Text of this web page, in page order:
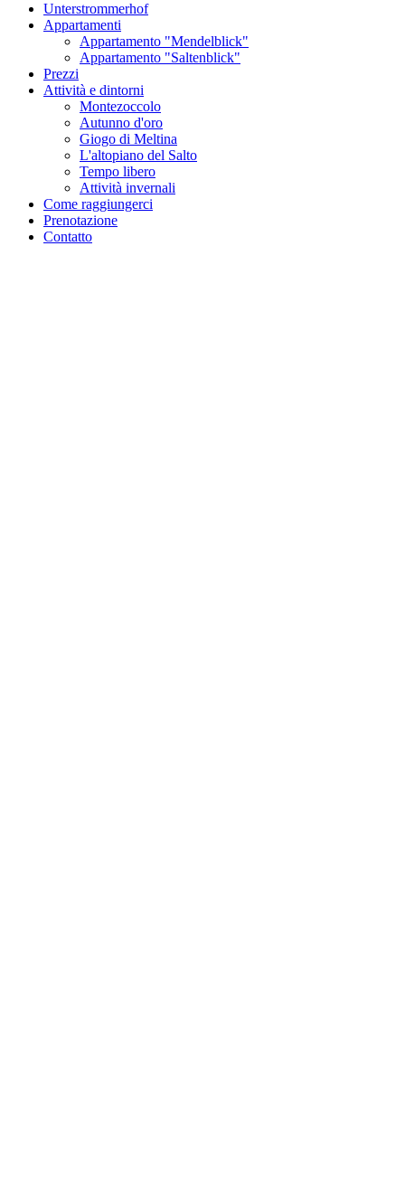
Unterstrommerhof
Appartamenti
Appartamento "Mendelblick"
Appartamento "Saltenblick"
Prezzi
Attività e dintorni
Montezoccolo
Autunno d'oro
Giogo di Meltina
L'altopiano del Salto
Tempo libero
Attività invernali
Come raggiungerci
Prenotazione
Contatto